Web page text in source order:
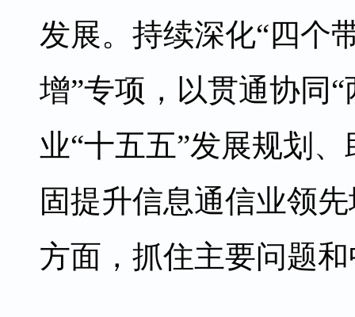
发展。持续深化“四个
增”专项，以贯通协同
业“十五五”发展规划
固提升信息通信业领
方面，抓住主要问题